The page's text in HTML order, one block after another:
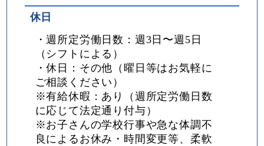
休日
・週所定労働日数：週3日〜週5日
（シフトによる）
・休日：その他（曜日等はお気軽に
ご相談ください）
※有給休暇：あり（週所定労働日数
に応じて法定通り付与）
※お子さんの学校行事や急な体調不
良によるお休み・時間変更等、柔軟